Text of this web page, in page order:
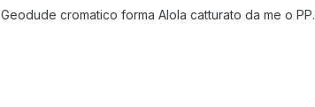
cromatico forma Alola catturato da me o PP.